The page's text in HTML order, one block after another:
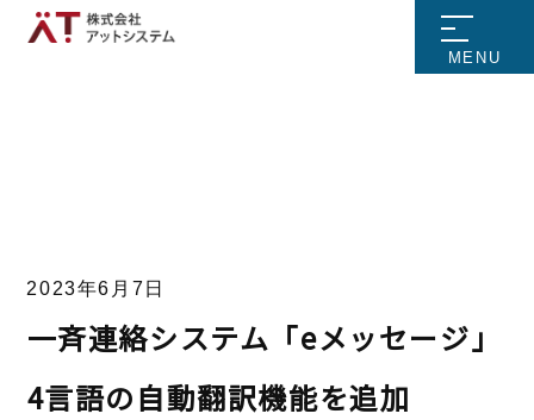
MENU
2023年6月7日
一斉連絡システム「eメッセージ」
4言語の自動翻訳機能を追加